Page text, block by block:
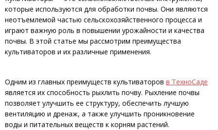
которые используются для обработки почвы. Они являются
неотъемлемой частью сельскохозяйственного процесса и
играют важную роль в повышении урожайности и качества
почвы. В этой статье мы рассмотрим преимущества
культиваторов и их различные применения.
Одним из главных преимуществ культиваторов в ТехноСаде
является их способность рыхлить почву. Рыхление почвы
позволяет улучшить ее структуру, обеспечить лучшую
вентиляцию и дренаж, а также улучшить проникновение
воды и питательных веществ к корням растений.